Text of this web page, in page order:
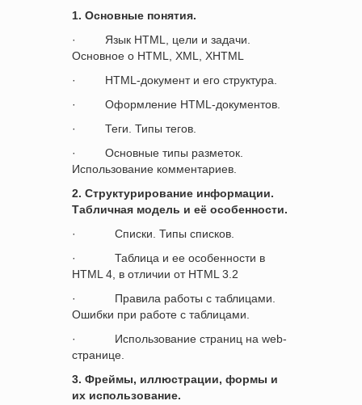
1. Основные понятия.
·
Язык HTML
, цели и задачи.
Основное о HTML, XML, XHTML
·
HTML -документ и его структура.
·
Оформление HTML -документов.
·
Теги. Типы тегов.
·
Основные типы разметок.
Использование комментариев.
2. Структурирование информации.
Табличная модель и её особенности.
·
Списки. Типы списков.
·
Таблица и ее особенности в
HTML 4, в отличии от HTML 3.2
·
Правила работы с таблицами.
Ошибки при работе с таблицами.
·
Использование страниц на web-
странице
3. Фреймы, иллюстрации, формы и
их использование.